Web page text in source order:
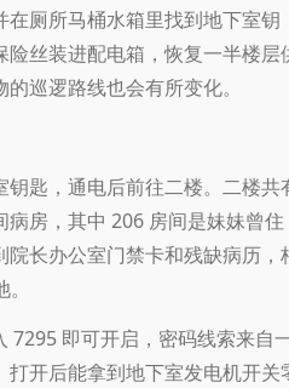
厕所马桶水箱里找到地下室钥
险丝装进配电箱，恢复一半楼层
巡逻路线也会有所变化。
钥匙，通电后前往二楼。二楼共
房，其中 206 房间是妹妹曾住
长办公室门禁卡和残缺病历，
7295 即可开启，密码线索来自
开后能拿到地下室发电机开关